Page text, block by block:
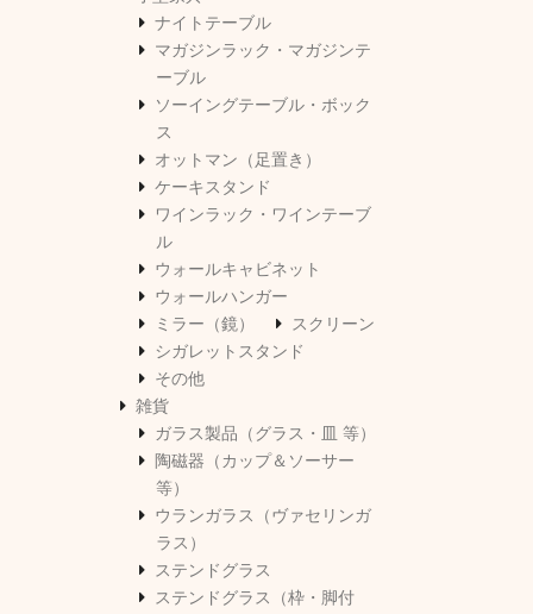
ナイトテーブル
マガジンラック・マガジンテ
ーブル
ソーイングテーブル・ボック
ス
オットマン（足置き）
ケーキスタンド
ワインラック・ワインテーブ
ル
ウォールキャビネット
ウォールハンガー
ミラー（鏡）
スクリーン
シガレットスタンド
その他
雑貨
ガラス製品（グラス・皿 等）
陶磁器（カップ＆ソーサー
等）
ウランガラス（ヴァセリンガ
ラス）
ステンドグラス
ステンドグラス（枠・脚付